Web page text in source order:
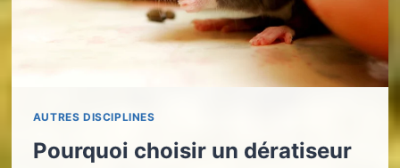
AUTRES DISCIPLINES
Pourquoi choisir un dératiseur